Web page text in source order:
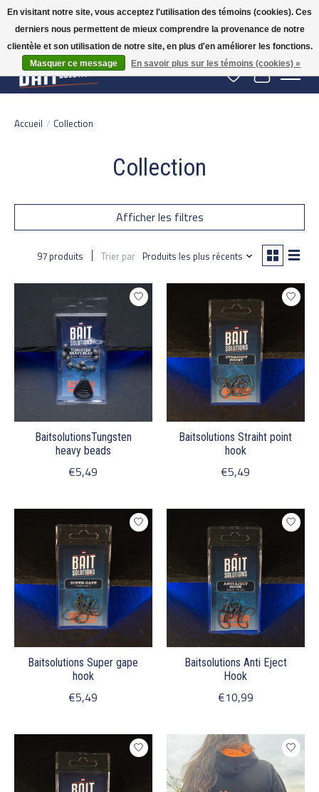
Gratis verzending vanaf 50 euro binnen NL | Op voorraad binnen 2-5 werkdagen
verzonden | België vanaf 70 euro gratis verzonden
Liste de souhaits
Panier
Accueil / Collection
Collection
Afficher les filtres
97 produits Trier par Produits les plus récents
BaitsolutionsTungsten
heavy beads
€5,49
Baitsolutions Straiht point
hook
€5,49
Baitsolutions Super gape
hook
€5,49
Baitsolutions Anti Eject
Hook
€10,99
En visitant notre site, vous acceptez l'utilisation des témoins (cookies). Ces
derniers nous permettent de mieux comprendre la provenance de notre
clientèle et son utilisation de notre site, en plus d'en améliorer les fonctions.
Masquer ce message
En savoir plus sur les témoins (cookies) »